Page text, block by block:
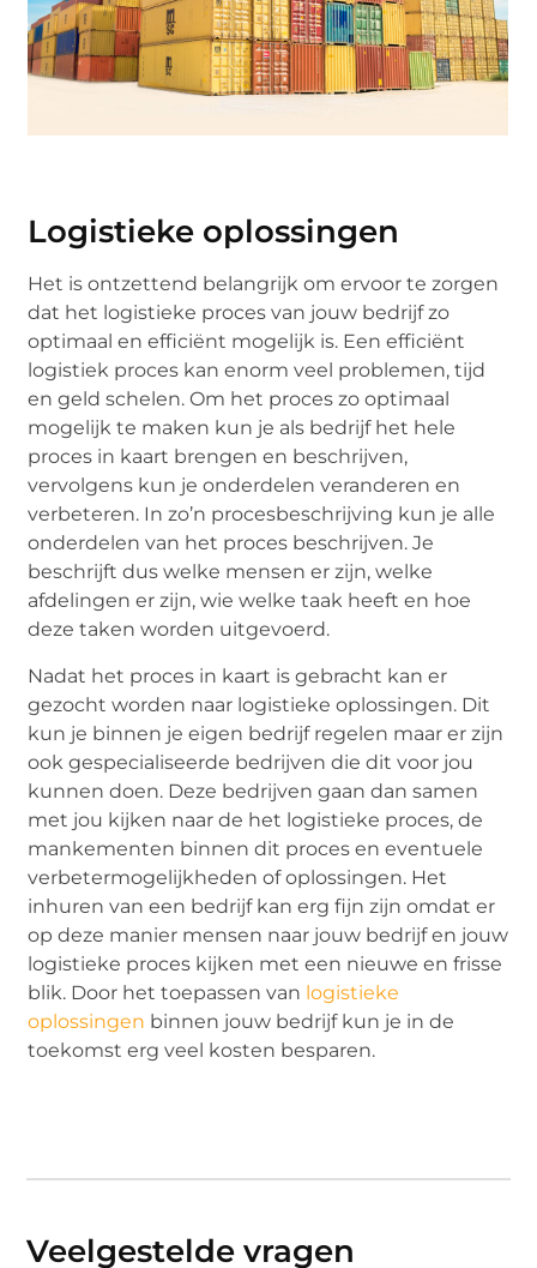
Logistieke oplossingen
Het is ontzettend belangrijk om ervoor te zorgen
dat het logistieke proces van jouw bedrijf zo
optimaal en efficiënt mogelijk is. Een efficiënt
logistiek proces kan enorm veel problemen, tijd
en geld schelen. Om het proces zo optimaal
mogelijk te maken kun je als bedrijf het hele
proces in kaart brengen en beschrijven,
vervolgens kun je onderdelen veranderen en
verbeteren. In zo’n procesbeschrijving kun je alle
onderdelen van het proces beschrijven. Je
beschrijft dus welke mensen er zijn, welke
afdelingen er zijn, wie welke taak heeft en hoe
deze taken worden uitgevoerd.
Nadat het proces in kaart is gebracht kan er
gezocht worden naar logistieke oplossingen. Dit
kun je binnen je eigen bedrijf regelen maar er zijn
ook gespecialiseerde bedrijven die dit voor jou
kunnen doen. Deze bedrijven gaan dan samen
met jou kijken naar de het logistieke proces, de
mankementen binnen dit proces en eventuele
verbetermogelijkheden of oplossingen. Het
inhuren van een bedrijf kan erg fijn zijn omdat er
op deze manier mensen naar jouw bedrijf en jouw
logistieke proces kijken met een nieuwe en frisse
blik. Door het toepassen van logistieke
oplossingen binnen jouw bedrijf kun je in de
toekomst erg veel kosten besparen.
Veelgestelde vragen